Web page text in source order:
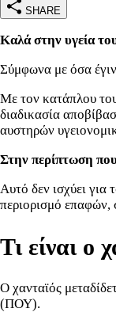
SHARE
Καλά στην υγεία
Σύμφωνα με όσα
Με τον κατάπλου
διαδικασία
αυστηρών
Στην περίπτωση
Αυτό δεν ισχύει για
περιορισμό επαφών,
Τι είναι ο
Ο χανταϊός
(ΠΟΥ).